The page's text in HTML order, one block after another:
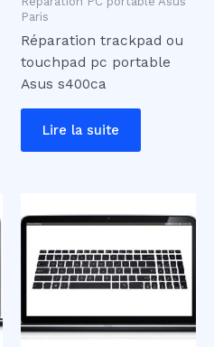
Paris
Réparation trackpad ou
touchpad pc portable
Asus s400ca
Lire la suite